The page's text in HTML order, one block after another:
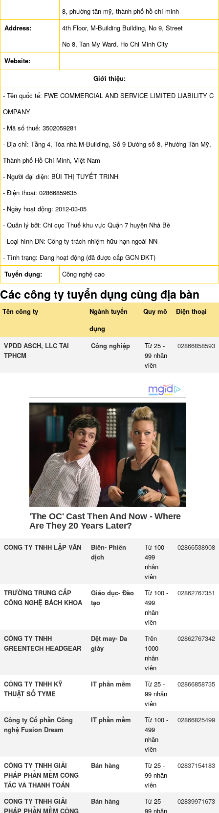
8, phường tân mỹ, thành phố hồ chí minh
Address:
4th Floor, M-Building Building, No 9, Street
No 8, Tan My Ward, Ho Chi Minh City
Website:
Giới thiệu:
- Tên quốc tế: FWE COMMERCIAL AND SERVICE LIMITED LIABILITY C
OMPANY
- Mã số thuế: 3502059281
- Địa chỉ: Tầng 4, Tòa nhà M-Building, Số 9 Đường số 8, Phường Tân Mỹ,
Thành phố Hồ Chí Minh, Việt Nam
- Người đại diện: BÙI THỊ TUYẾT TRINH
- Điện thoại: 02866859635
- Ngày hoạt động: 2012-03-05
- Quản lý bởi: Chi cục Thuế khu vực Quận 7 huyện Nhà Bè
- Loại hình DN: Công ty trách nhiệm hữu hạn ngoài NN
- Tình trạng: Đang hoạt động (đã được cấp GCN ĐKT)
Tuyển dụng:
Công nghệ cao
Các công ty tuyển dụng cùng địa bàn
Tên công ty
Ngành tuyển
dụng
Quy mô Điện thoại
VPDD ASCH, LLC TAI
TPHCM
Công nghiệp
Từ 25 -
99 nhân
viên
02866858593
CÔNG TY TNHH LẬP VĂN
Biên- Phiên
dịch
Từ 100 -
499
nhân
viên
02866538908
TRƯỜNG TRUNG CẤP
CÔNG NGHỆ BÁCH KHOA
Giáo dục- Đào
tạo
Từ 100 -
499
nhân
viên
02862767351
CÔNG TY TNHH
GREENTECH HEADGEAR
Dệt may- Da
giày
Trên
1000
nhân
viên
02862767342
CÔNG TY TNHH KỸ
THUẬT SỐ TYME
IT phần mềm
Từ 25 -
99 nhân
viên
02866858735
Công ty Cổ phần Công
nghệ Fusion Dream
IT phần mềm
Từ 100 -
499
nhân
viên
02866825499
CÔNG TY TNHH GIẢI
PHÁP PHẦN MỀM CÔNG
TÁC VÀ THANH TOÁN
Bán hàng
Từ 25 -
99 nhân
viên
02837154183
CÔNG TY TNHH GIẢI
PHÁP PHẦN MỀM CÔNG
Bán hàng
Từ 25 -
99 nhân
02839971673